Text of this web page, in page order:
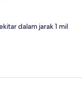
dalam jarak 1 mil